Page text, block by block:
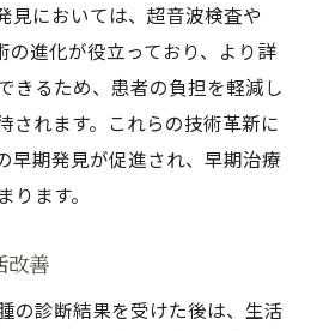
見においては、超音波検査や
の進化が役立っており、より詳
きるため、患者の負担を軽減し
されます。これらの技術革新に
早期発見が促進され、早期治療
ます。
改善
の診断結果を受けた後は、生活